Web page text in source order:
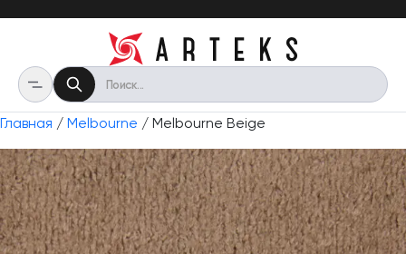
Главная / Melbourne / Melbourne Beige